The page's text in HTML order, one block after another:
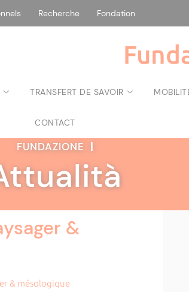
Recherche Fondation
TRANSFERT DE SAVOIR
CONTACT
FUNDAZIONE |
&